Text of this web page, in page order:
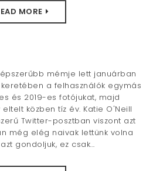
MORE
mémje lett januárban
keretében a felhasználók egymás
és 2019-es fotójukat, majd
közben tíz év. Katie O'Neill
Twitter-posztban viszont azt
még elég naivak lettünk volna
gondoljuk, ez csak...